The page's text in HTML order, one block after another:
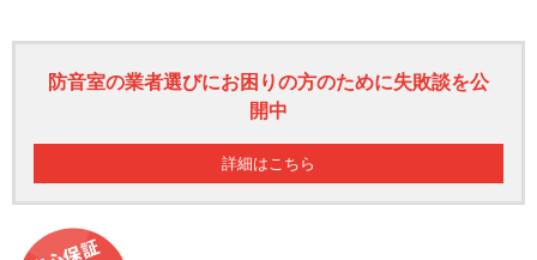
防音室の業者選びにお困りの方のために失敗談を公
開中
詳細はこちら